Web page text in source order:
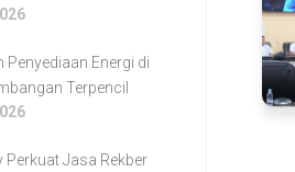
Penyediaan Energi di
Terpencil
Perkuat Jasa Rekber